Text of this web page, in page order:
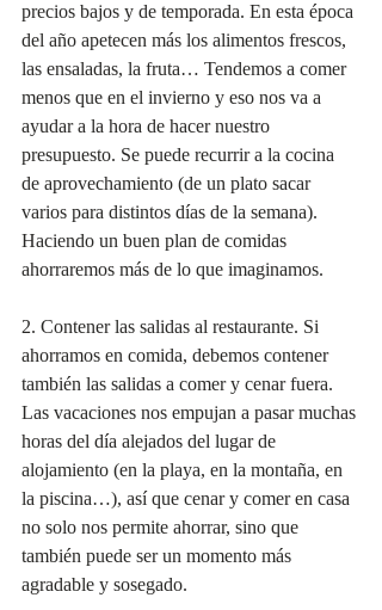
precios bajos y de temporada. En esta época
del año apetecen más los alimentos frescos,
las ensaladas, la fruta… Tendemos a comer
menos que en el invierno y eso nos va a
ayudar a la hora de hacer nuestro
presupuesto. Se puede recurrir a la cocina
de aprovechamiento (de un plato sacar
varios para distintos días de la semana).
Haciendo un buen plan de comidas
ahorraremos más de lo que imaginamos.
2. Contener las salidas al restaurante. Si
ahorramos en comida, debemos contener
también las salidas a comer y cenar fuera.
Las vacaciones nos empujan a pasar muchas
horas del día alejados del lugar de
alojamiento (en la playa, en la montaña, en
la piscina…), así que cenar y comer en casa
no solo nos permite ahorrar, sino que
también puede ser un momento más
agradable y sosegado.